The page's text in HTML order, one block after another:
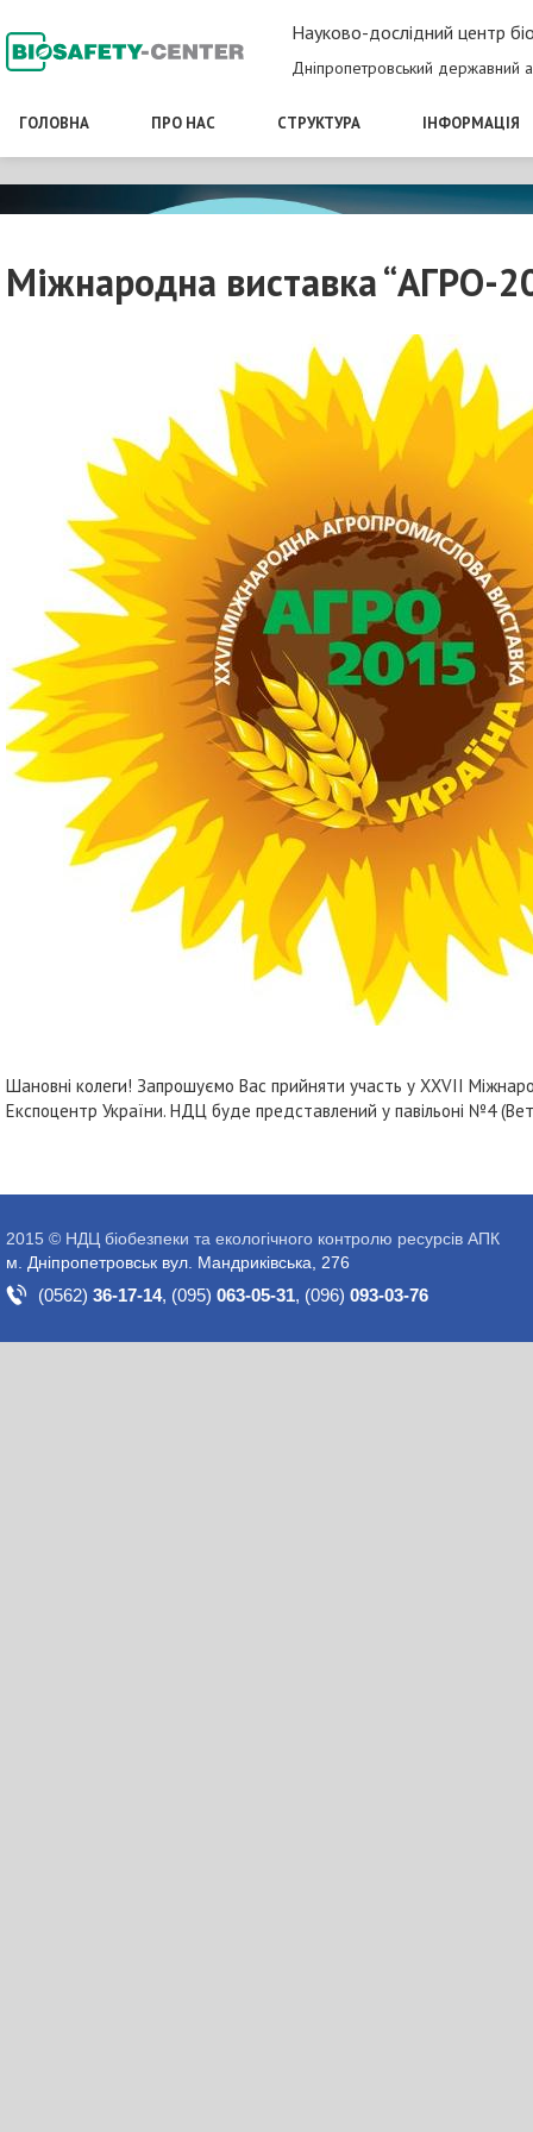
Науково-дослідний центр
Дніпропетровський державний
ГОЛОВНА ПРО НАС СТРУКТУРА ІНФОРМАЦІЯ
Міжнародна виставка “АГРО-
Шановні колеги! Запрошуємо Вас прийняти участь у XXVII
Експоцентр України. НДЦ буде представлений у павільоні №4
2015 © НДЦ біобезпеки та екологічного контролю ресурсів АПК
м. Дніпропетровськ вул. Мандриківська, 276
(0562) 36-17-14, (095) 063-05-31, (096) 093-03-76